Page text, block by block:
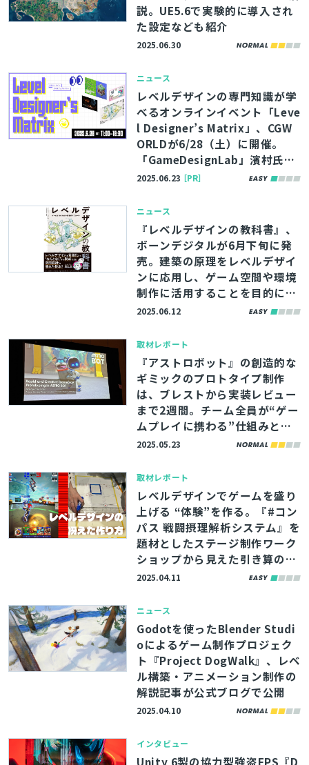
説。UE5.6で実験的に導入され
た設定なども紹介
2025.06.30
ニュース
レベルデザインの専門知識が学
べるオンラインイベント「Leve
l Designer’s Matrix」、CGW
ORLDが6/28（土）に開催。
「GameDesignLab」濱村氏ら
が4講演を実施
2025.06.23［PR］
ニュース
『レベルデザインの教科書』、
ボーンデジタルが6月下旬に発
売。建築の原理をレベルデザイ
ンに応用し、ゲーム空間や環境
制作に活用することを目的にし
た書籍
2025.06.12
取材レポート
『アストロボット』の創造的な
ギミックのプロトタイプ制作
は、ブレストから実装レビュー
まで2週間。チーム全員が“ゲー
ムプレイに携わる”仕組みとは
【GDC2025】
2025.05.23
取材レポート
レベルデザインでゲームを盛り
上げる “体験”を作る。『#コン
パス 戦闘摂理解析システム』を
題材としたステージ制作ワーク
ショップから見えた引き算の美
学
2025.04.11
ニュース
Godotを使ったBlender Studi
oによるゲーム制作プロジェク
ト『Project DogWalk』、レベ
ル構築・アニメーション制作の
解説記事が公式ブログで公開
2025.04.10
インタビュー
Unity 6製の協力型強盗FPS『D